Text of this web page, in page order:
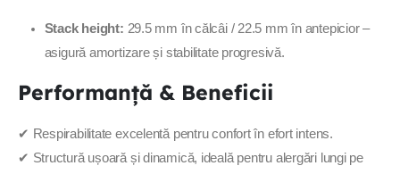
Stack height: 29.5 mm în călcâi / 22.5 mm în antepicior –
asigură amortizare și stabilitate progresivă.
Performanță & Beneficii
✔ Respirabilitate excelentă pentru confort în efort intens.
✔ Structură ușoară și dinamică, ideală pentru alergări lungi pe